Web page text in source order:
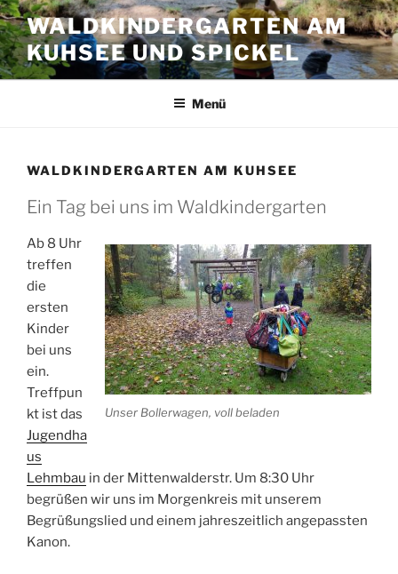
Zum
Inhalt
springen
WALDKINDERGARTEN AM
KUHSEE UND SPICKEL
Menü
WALDKINDERGARTEN AM KUHSEE
Ein Tag bei uns im Waldkindergarten
Unser Bollerwagen, voll beladen
Ab 8 Uhr
treffen
die
ersten
Kinder
bei uns
ein.
Treffpun
kt ist das
Jugendha
us
Lehmbau in der Mittenwalderstr. Um 8:30 Uhr
begrüßen wir uns im Morgenkreis mit unserem
Begrüßungslied und einem jahreszeitlich angepassten
Kanon.